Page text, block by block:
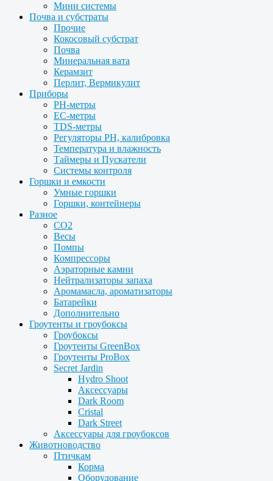
Мини системы
Почва и субстраты
Прочие
Кокосовый субстрат
Почва
Минеральная вата
Керамзит
Перлит, Вермикулит
Приборы
PH-метры
EC-метры
TDS-метры
Регуляторы PH, калибровка
Температура и влажность
Таймеры и Пускатели
Системы контроля
Горшки и емкости
Умные горшки
Горшки, контейнеры
Разное
CO2
Весы
Помпы
Компрессоры
Аэраторные камни
Нейтрализаторы запаха
Аромамасла, ароматизаторы
Батарейки
Дополнительно
Гроутенты и гроубоксы
Гроубоксы
Гроутенты GreenBox
Гроутенты ProBox
Secret Jardin
Hydro Shoot
Аксессуары
Dark Room
Cristal
Dark Street
Аксессуары для гроубоксов
Животноводство
Птичкам
Корма
Оборудование